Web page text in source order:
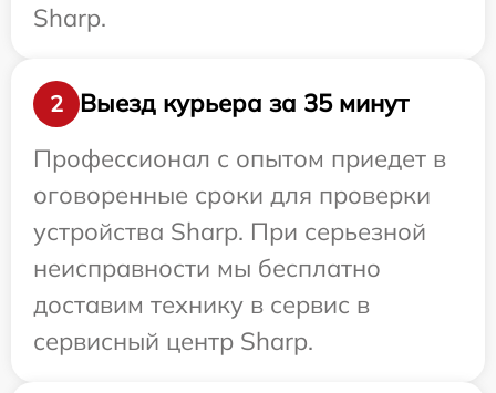
Sharp.
2
Выезд курьера за 35 минут
Профессионал с опытом приедет в
оговоренные сроки для проверки
устройства Sharp. При серьезной
неисправности мы бесплатно
доставим технику в сервис в
сервисный центр Sharp.